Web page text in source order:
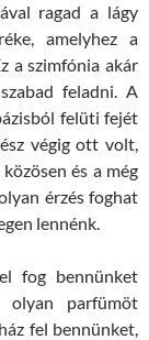
ragad a lágy
amelyhez a
a szimfónia akár
feladni. A
felüti fejét
végig ott volt,
és a még
érzés foghat
lennénk.
fog bennünket
olyan parfümöt
fel bennünket,